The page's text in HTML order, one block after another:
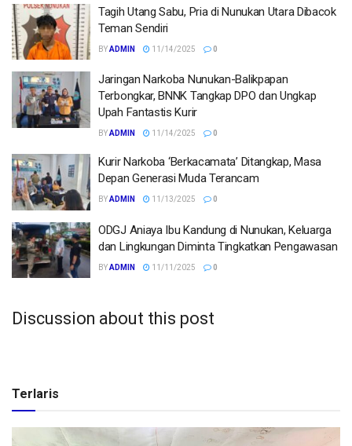
Tagih Utang Sabu, Pria di Nunukan Utara Dibacok
Teman Sendiri
BYADMIN 11/14/2025 0
Jaringan Narkoba Nunukan-Balikpapan
Terbongkar, BNNK Tangkap DPO dan Ungkap
Upah Fantastis Kurir
BYADMIN 11/14/2025 0
Kurir Narkoba ‘Berkacamata’ Ditangkap, Masa
Depan Generasi Muda Terancam
BYADMIN 11/13/2025 0
ODGJ Aniaya Ibu Kandung di Nunukan, Keluarga
dan Lingkungan Diminta Tingkatkan Pengawasan
BYADMIN 11/11/2025 0
Discussion about this post
Terlaris